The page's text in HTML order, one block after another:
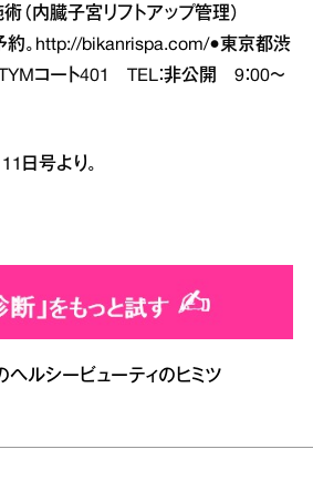
（内臓子宮リフトアップ管理）
。 http://bikanrispa.com/●東京都渋
コート401 TEL：非公開 9：00～
日号より。
ルシービューティのヒミツ